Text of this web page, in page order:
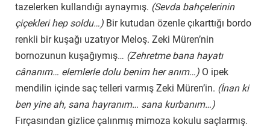
tazelerken kullandığı aynaymış. (Sevda bahçelerinin
çiçekleri hep soldu…) Bir kutudan özenle çıkarttığı bordo
renkli bir kuşağı uzatıyor Meloş. Zeki Müren’nin
bornozunun kuşağıymış… (Zehretme bana hayatı
cânanım… elemlerle dolu benim her anım…) O ipek
mendilin içinde saç telleri varmış Zeki Müren’in. (İnan ki
ben yine ah, sana hayranım… sana kurbanım…)
Fırçasından gizlice çalınmış mimoza kokulu saçlarmış.